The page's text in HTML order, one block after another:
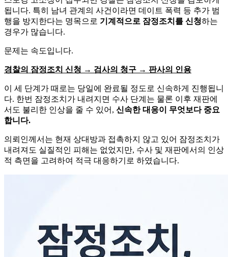
됩니다. 특히 남녀 관계의 사건이라면 데이트 폭력 등 추가 범
행을 방지한다는 명목으로 기계적으로 잠정조치를 신청하는
경우가 많습니다.
문제는 속도입니다.
경찰의 잠정조치 신청 → 검사의 청구 → 판사의 인용
이 세 단계가 때로는 당일에 완료될 정도로 신속하게 진행됩니
다. 한번 잠정조치가 내려지면 수사 단계는 물론 이후 재판에
서도 불리한 인상을 줄 수 있어, 신속한 대응이 무엇보다 중요
합니다.
의뢰인께서는 현재 상대방과 접촉하지 않고 있어 잠정조치가
내려져도 실질적인 피해는 없었지만, 수사 및 재판에서의 인상
적 측면을 고려하여 적극 대응하기로 하였습니다.